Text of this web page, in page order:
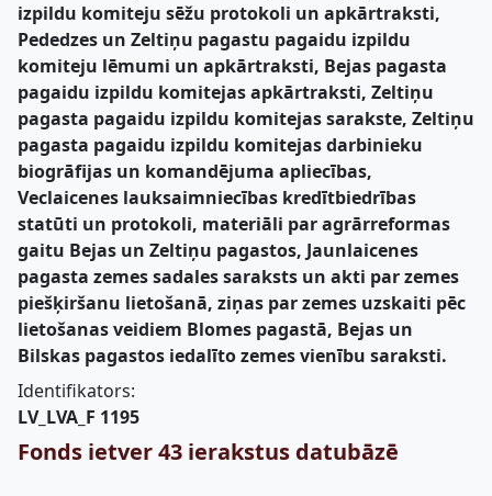
izpildu komiteju sēžu protokoli un apkārtraksti,
Pededzes un Zeltiņu pagastu pagaidu izpildu
komiteju lēmumi un apkārtraksti, Bejas pagasta
pagaidu izpildu komitejas apkārtraksti, Zeltiņu
pagasta pagaidu izpildu komitejas sarakste, Zeltiņu
pagasta pagaidu izpildu komitejas darbinieku
biogrāfijas un komandējuma apliecības,
Veclaicenes lauksaimniecības kredītbiedrības
statūti un protokoli, materiāli par agrārreformas
gaitu Bejas un Zeltiņu pagastos, Jaunlaicenes
pagasta zemes sadales saraksts un akti par zemes
piešķiršanu lietošanā, ziņas par zemes uzskaiti pēc
lietošanas veidiem Blomes pagastā, Bejas un
Bilskas pagastos iedalīto zemes vienību saraksti.
Identifikators:
LV_LVA_F 1195
Fonds ietver 43 ierakstus datubāzē